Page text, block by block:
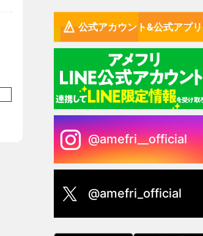
公式アカウント&公式アプリ
@amefri__official
@amefri_official